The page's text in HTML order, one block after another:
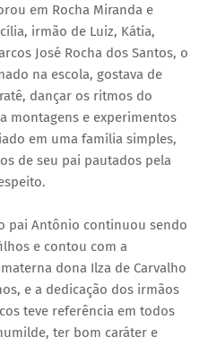
em Rocha Miranda e
irmão de Luiz, Kátia,
José Rocha dos Santos, o
na escola, gostava de
dançar os ritmos do
montagens e experimentos
em uma família simples,
de seu pai pautados pela
pai Antônio continuou sendo
e contou com a
dona Ilza de Carvalho
e a dedicação dos irmãos
teve referência em todos
ter bom caráter e